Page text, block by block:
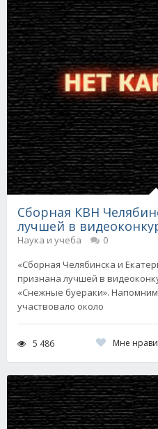
Сборная КВН
лучшей в
Наука и учеба
0
«Сборная Челябинска и
признана лучшей в
«Снежные буераки».
участвовало около
5 486 Мне